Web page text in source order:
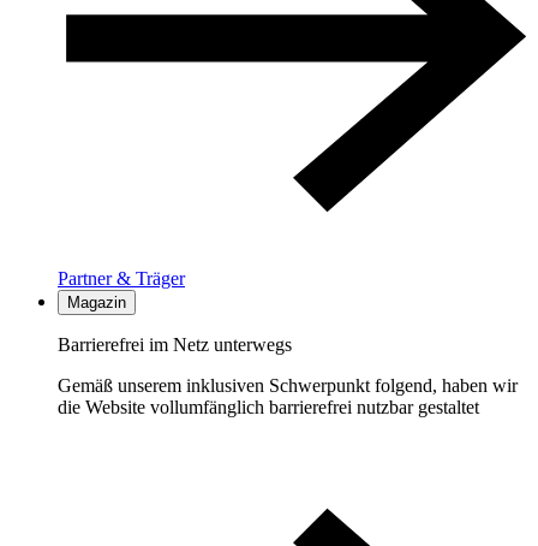
Partner & Träger
Magazin
Barrierefrei im Netz unterwegs
Gemäß unserem inklusiven Schwerpunkt folgend, haben wir
die Website vollumfänglich barrierefrei nutzbar gestaltet